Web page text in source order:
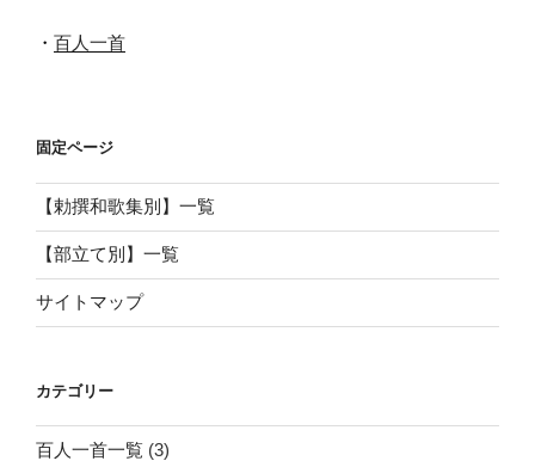
・ 百人一首
固定ページ
【勅撰和歌集別】一覧
【部立て別】一覧
サイトマップ
カテゴリー
百人一首一覧 (3)